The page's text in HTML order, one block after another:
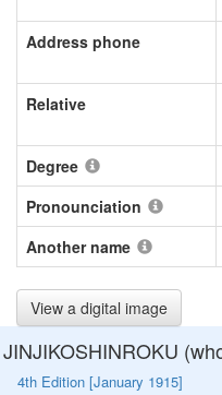
Address phone
Relative
Degree
Pronounciation
Another name
View a digital image
JINJIKOSHINROKU
4th Edition [January 1915]